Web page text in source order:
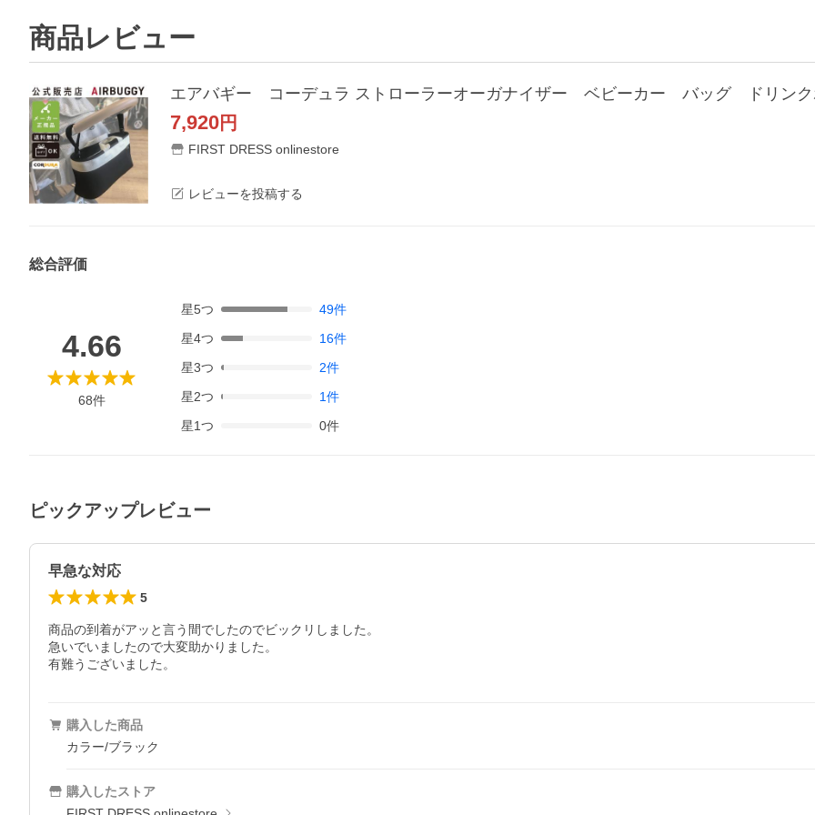
商品レビュー
7,920円
FIRST DRESS onlinestore
レビューを投稿する
総合評価
4.66
68件
星5つ 49件
星4つ 16件
星3つ 2件
星2つ 1件
星1つ 0件
ピックアップレビュー
早急な対応
5
商品の到着がアッと言う間でしたのでビックリしました。
急いでいましたので大変助かりました。
有難うございました。
購入した商品
カラー/ブラック
購入したストア